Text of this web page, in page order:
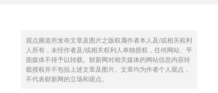
观点频道所发布文章及图片之版权属作者本人及/或相关权利
人所有，未经作者及/或相关权利人单独授权，任何网站、平
面媒体不得予以转载。财新网对相关媒体的网站信息内容转
载授权并不包括上述文章及图片。文章均为作者个人观点，
不代表财新网的立场和观点。